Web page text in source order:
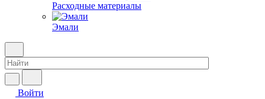
Расходные материалы
Эмали
Войти